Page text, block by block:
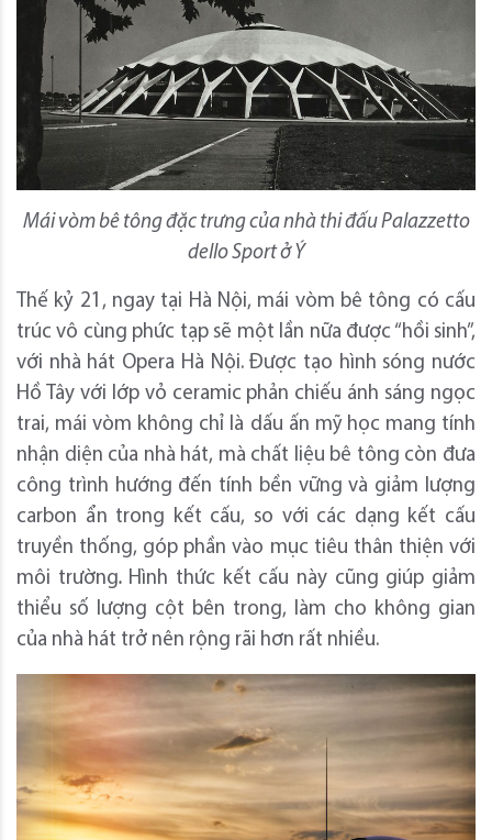
Mái vòm bê tông đặc trưng của nhà thi đấu Palazzetto
dello Sport ở Ý
Thế kỷ 21, ngay tại Hà Nội, mái vòm bê tông có cấu
trúc vô cùng phức tạp sẽ một lần nữa được “hồi sinh”,
với nhà hát Opera Hà Nội. Được tạo hình sóng nước
Hồ Tây với lớp vỏ ceramic phản chiếu ánh sáng ngọc
trai, mái vòm không chỉ là dấu ấn mỹ học mang tính
nhận diện của nhà hát, mà chất liệu bê tông còn đưa
công trình hướng đến tính bền vững và giảm lượng
carbon ẩn trong kết cấu, so với các dạng kết cấu
truyền thống, góp phần vào mục tiêu thân thiện với
môi trường. Hình thức kết cấu này cũng giúp giảm
thiểu số lượng cột bên trong, làm cho không gian
của nhà hát trở nên rộng rãi hơn rất nhiều.